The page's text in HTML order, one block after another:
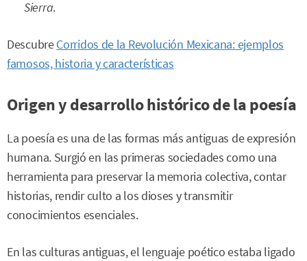
Sierra.
DescubreCorridos de la Revolución Mexicana: ejemplos
famosos, historia y características
Origen y desarrollo histórico de la poesía
La poesía es una de las formas más antiguas de expresión
humana. Surgió en las primeras sociedades como una
herramienta para preservar la memoria colectiva, contar
historias, rendir culto a los dioses y transmitir
conocimientos esenciales.
En las culturas antiguas, el lenguaje poético estaba ligado